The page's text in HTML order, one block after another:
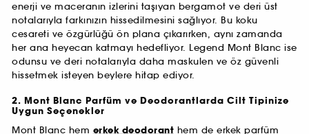
enerji ve maceranın izlerini taşıyan bergamot ve deri üst
notalarıyla farkınızın hissedilmesini sağlıyor. Bu koku
cesareti ve özgürlüğü ön plana çıkarırken, aynı zamanda
her ana heyecan katmayı hedefliyor. Legend Mont Blanc ise
odunsu ve deri notalarıyla daha maskulen ve öz güvenli
hissetmek isteyen beylere hitap ediyor.
2. Mont Blanc Parfüm ve Deodorantlarda Cilt Tipinize
Uygun Seçenekler
Mont Blanc hem erkek deodorant hem de erkek parfüm